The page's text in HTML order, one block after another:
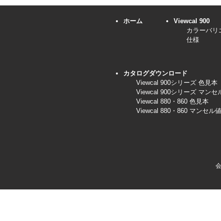
ホーム
Viewcal 900
カラーバリ
仕様
カタログダウンロード
Viewcal 900シリーズ 色見本
Viewcal 900シリーズ マンセ
Viewcal 880・860 色見本
Viewcal 880・860 マンセル